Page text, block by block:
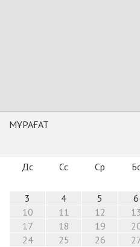
МҰРАҒАТ
Дс Сс Ср
3
4 5 6
10
11 12 13
17
18 19
24
25 26